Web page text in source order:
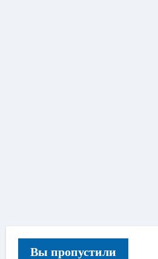
Вы пропустили